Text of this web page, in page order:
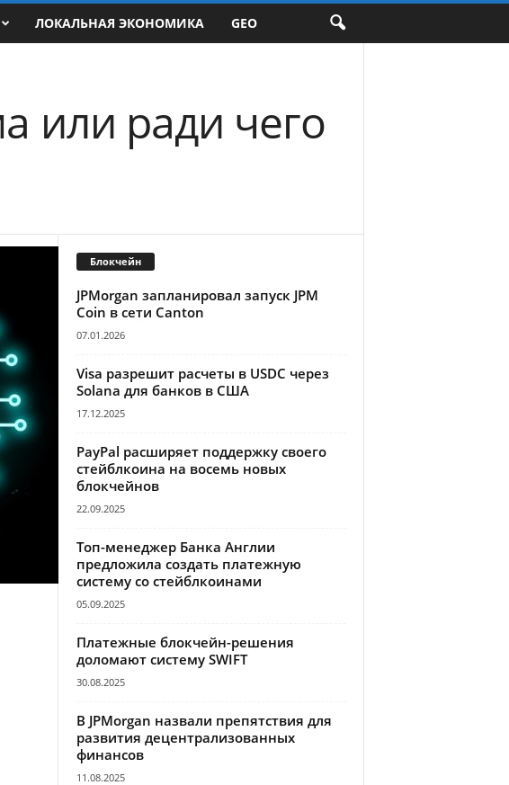
ЛОКАЛЬНАЯ ЭКОНОМИКА GEO
или ради чего
Блокчейн
JPMorgan запланировал запуск JPM
Coin в сети Canton
07.01.2026
Visa разрешит расчеты в USDC через
Solana для банков в США
17.12.2025
PayPal расширяет поддержку своего
стейблкоина на восемь новых
блокчейнов
22.09.2025
Топ-менеджер Банка Англии
предложила создать платежную
систему со стейблкоинами
05.09.2025
Платежные блокчейн-решения
доломают систему SWIFT
30.08.2025
В JPMorgan назвали препятствия для
развития децентрализованных
финансов
11.08.2025